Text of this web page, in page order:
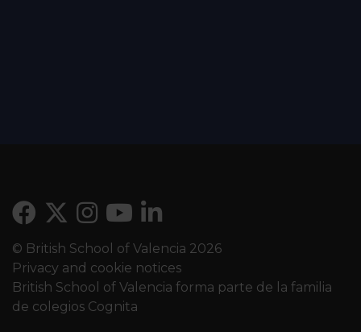
© British School of Valencia 2026
Privacy and cookie notices
British School of Valencia forma parte de la familia
de colegios Cognita